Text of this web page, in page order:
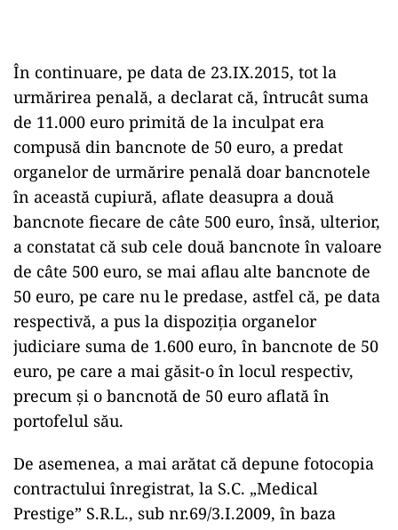
În continuare, pe data de 23.IX.2015, tot la
urmărirea penală, a declarat că, întrucât suma
de 11.000 euro primită de la inculpat era
compusă din bancnote de 50 euro, a predat
organelor de urmărire penală doar bancnotele
în această cupiură, aflate deasupra a două
bancnote fiecare de câte 500 euro, însă, ulterior,
a constatat că sub cele două bancnote în valoare
de câte 500 euro, se mai aflau alte bancnote de
50 euro, pe care nu le predase, astfel că, pe data
respectivă, a pus la dispoziția organelor
judiciare suma de 1.600 euro, în bancnote de 50
euro, pe care a mai găsit-o în locul respectiv,
precum și o bancnotă de 50 euro aflată în
portofelul său.
De asemenea, a mai arătat că depune fotocopia
contractului înregistrat, la S.C. „Medical
Prestige” S.R.L., sub nr.69/3.I.2009, în baza